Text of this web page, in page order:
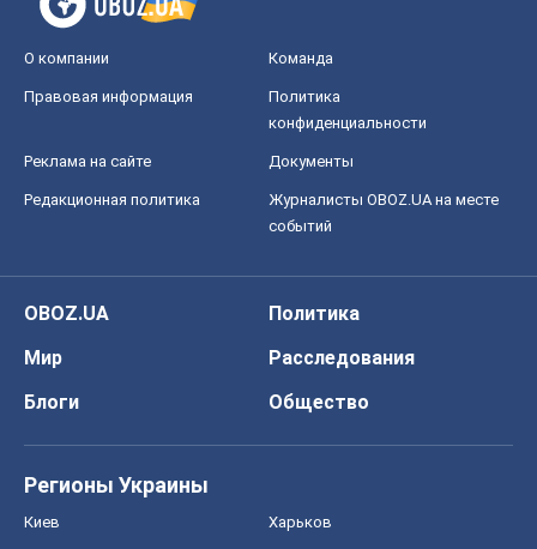
О компании Команда
Правовая информация
Политика
конфиденциальности
Реклама на сайте Документы
Редакционная политика
Журналисты OBOZ.UA на месте
событий
OBOZ.UA
Политика
Мир
Расследования
Блоги
Общество
Регионы Украины
Киев Харьков